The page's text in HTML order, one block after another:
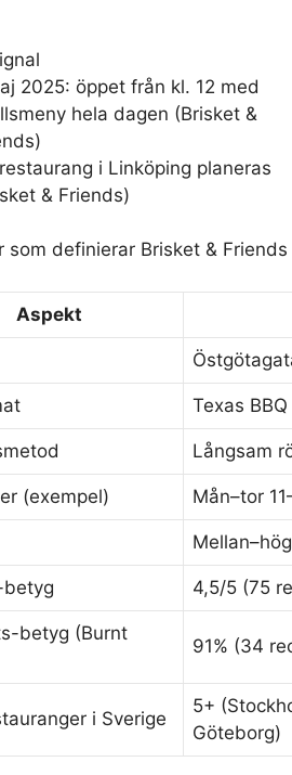
2025: öppet från kl. 12 med
hela dagen (Brisket &
i Linköping planeras
& Friends)
som definierar Brisket &
Aspekt
Texas
Långsam
(exempel) Mån–tor
betyg 4,5/5 (75
betyg (Burnt
91% (34
i Sverige
5+
Göteborg)